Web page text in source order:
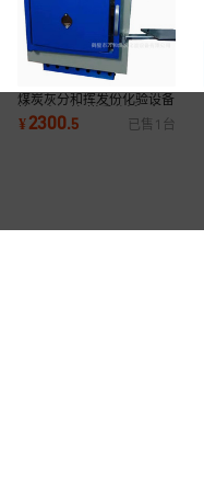
煤炭灰分和挥发份化验设备
箱形高温炉 煤质分析仪智
能一体马弗炉
¥2300.5 已售 1 台